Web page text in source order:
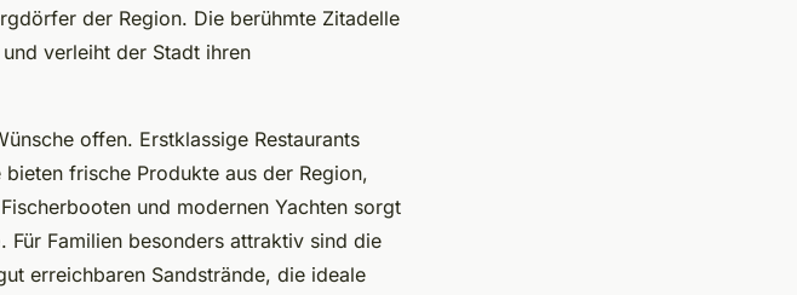
der Region. Die berühmte Zitadelle
verleiht der Stadt ihren
offen. Erstklassige Restaurants
frische Produkte aus der Region,
und modernen Yachten sorgt
. Für Familien besonders attraktiv sind die
erreichbaren Sandstrände, die ideale